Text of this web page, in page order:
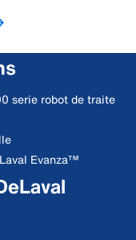
serie robot de traite
Evanza™